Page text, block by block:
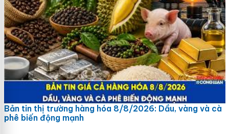
Bản tin thị trường hàng hóa 8/8/2026: Dầu, vàng và cà
phê biến động mạnh